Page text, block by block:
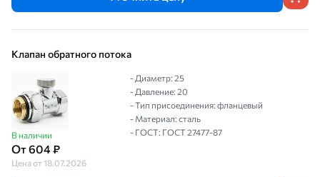
Клапан обратного потока
В наличии
От 604 ₽
Цена от 18.07.2026
- Диаметр: 25
- Давление: 20
- Тип присоединения: фланцевый
- Материал: сталь
- ГОСТ: ГОСТ 27477-87